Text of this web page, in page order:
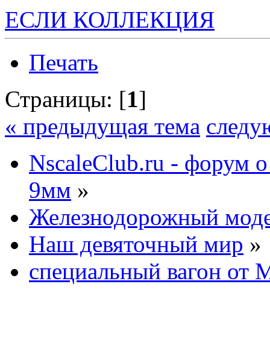
ЕСЛИ КОЛЛЕКЦИЯ
Печать
Страницы: [1]
« предыдущая тема
NscaleClub.ru - форум
9мм »
Железнодорожный
Наш девяточный мир »
специальный вагон от